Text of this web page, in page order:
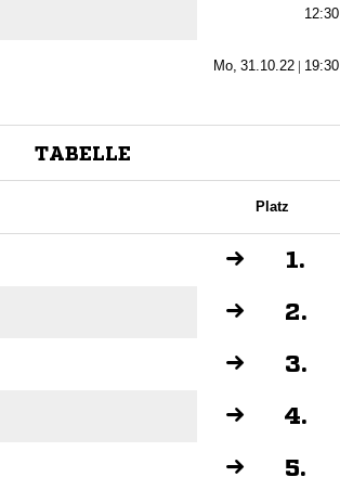

  | 
TABELLE
Platz
1.
2.
3.
4.
5.